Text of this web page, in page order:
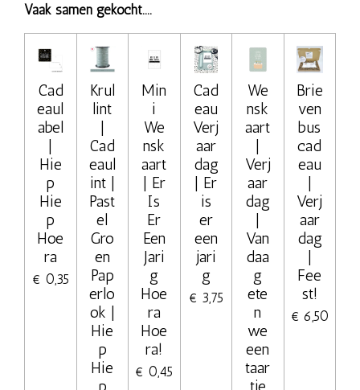
Vaak samen gekocht....
Cad
eaul
abel
|
Hie
p
Hie
p
Hoe
ra
€ 0,35
Krul
lint
|
Cad
eaul
int |
Past
el
Gro
en
Pap
erlo
ok |
Hie
p
Hie
p
Min
i
We
nsk
aart
| Er
Is
Er
Een
Jari
g
Hoe
ra
Hoe
ra!
€ 0,45
Cad
eau
Verj
aar
dag
| Er
is
er
een
jari
g
€ 3,75
We
nsk
aart
|
Verj
aar
dag
|
Van
daa
g
ete
n
we
een
taar
tje
Brie
ven
bus
cad
eau
|
Verj
aar
dag
|
Fee
st!
€ 6,50